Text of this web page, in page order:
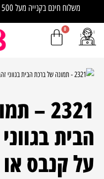
משלוח חינם בקנייה מעל 500 ש"ח התחייבות לרמה הגבוה בארץ !
2321
הבית
על קנבס או
כמות
2321
הבית